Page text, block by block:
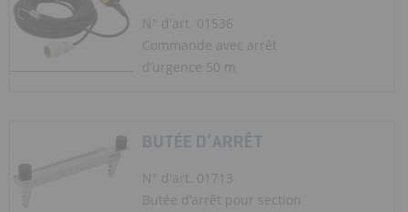
N° d'art. 01536
Commande avec arrêt
d’urgence 50 m
BUTÉE D’ARRÊT
N° d'art. 01713
Butée d’arrêt pour section